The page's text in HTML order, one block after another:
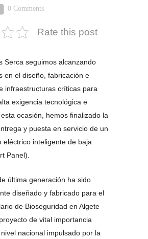
0 Comments
Rate this post
Serca seguimos alcanzando
en el diseño, fabricación e
infraestructuras críticas para
exigencia tecnológica e
ocasión, hemos finalizado la
y puesta en servicio de un
eléctrico inteligente de baja
Panel).
última generación ha sido
diseñado y fabricado para el
de Bioseguridad en Algete
de vital importancia
nacional impulsado por la